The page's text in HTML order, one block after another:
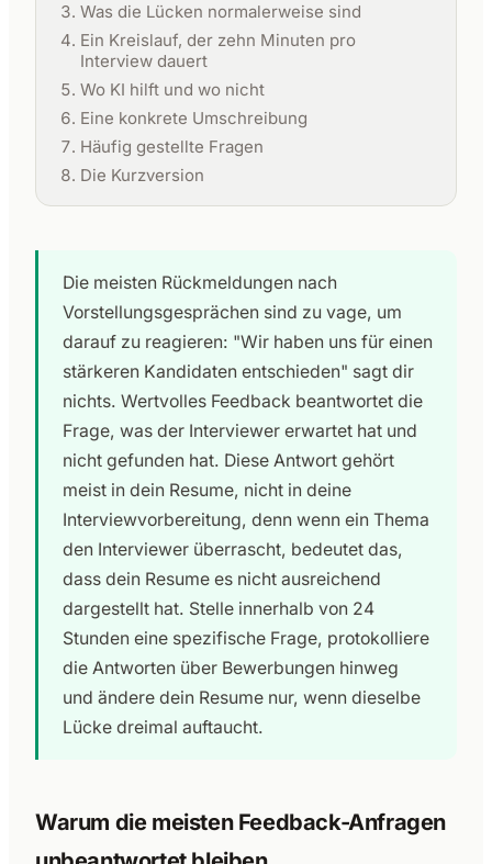
Was die Lücken normalerweise sind
Ein Kreislauf, der zehn Minuten pro
Interview dauert
Wo KI hilft und wo nicht
Eine konkrete Umschreibung
Häufig gestellte Fragen
Die Kurzversion
Die meisten Rückmeldungen nach
Vorstellungsgesprächen sind zu vage, um
darauf zu reagieren: "Wir haben uns für einen
stärkeren Kandidaten entschieden" sagt dir
nichts. Wertvolles Feedback beantwortet die
Frage, was der Interviewer erwartet hat und
nicht gefunden hat. Diese Antwort gehört
meist in dein Resume, nicht in deine
Interviewvorbereitung, denn wenn ein Thema
den Interviewer überrascht, bedeutet das,
dass dein Resume es nicht ausreichend
dargestellt hat. Stelle innerhalb von 24
Stunden eine spezifische Frage, protokolliere
die Antworten über Bewerbungen hinweg
und ändere dein Resume nur, wenn dieselbe
Lücke dreimal auftaucht.
Warum die meisten Feedback-Anfragen